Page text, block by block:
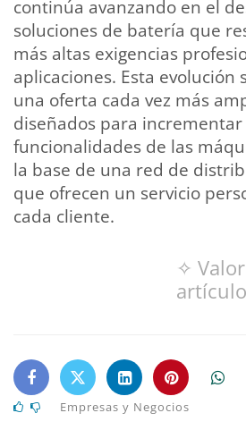
continúa avanzando en el
soluciones de batería que
más altas exigencias
aplicaciones. Esta evolución
una oferta cada vez más
diseñados para incrementar
funcionalidades de las
la base de una red de
que ofrecen un servicio
cada cliente.
✧
Empresas y Negocios